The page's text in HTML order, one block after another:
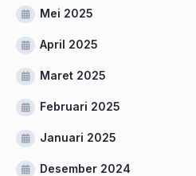
Mei 2025
April 2025
Maret 2025
Februari 2025
Januari 2025
Desember 2024